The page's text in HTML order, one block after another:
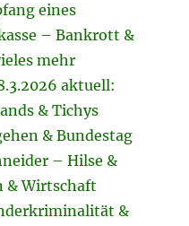
eines
– Bankrott &
mehr
aktuell:
& Tichys
& Bundestag
– Hilse &
& Wirtschaft
&